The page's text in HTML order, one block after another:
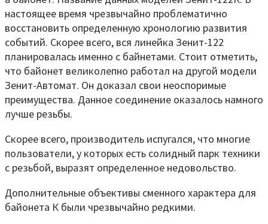
настоящее время чрезвычайно проблематично
восстановить определенную хронологию развития
событий. Скорее всего, вся линейка Зенит-122
планировалась именно с байнетами. Стоит отметить,
что байонет великолепно работал на другой модели
Зенит-Автомат. Он доказал свои неоспоримые
преимущества. Данное соединение оказалось намного
лучше резьбы.
Скорее всего, производитель испугался, что многие
пользователи, у которых есть солидный парк техники
с резьбой, выразят определенное недовольство.
Дополнительные объективы сменного характера для
байонета К были чрезвычайно редкими.